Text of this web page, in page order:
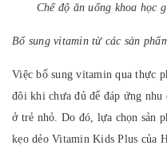
Chế độ ăn uống khoa học
Bổ sung vitamin từ các sản
Việc bổ sung vitamin qua thực
đôi khi chưa đủ để đáp ứng nhu
ở trẻ nhỏ. Do đó, lựa chọn sản
kẹo dẻo Vitamin Kids Plus của